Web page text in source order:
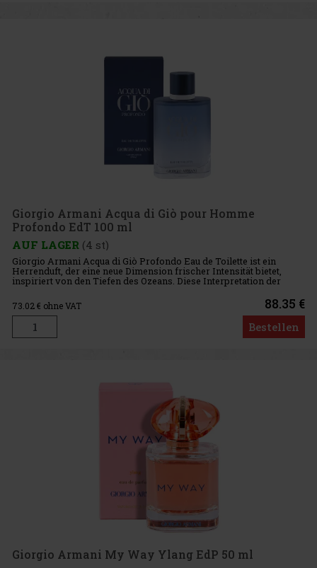
Giorgio Armani Acqua di Giò pour Homme
Profondo EdT 100 ml
AUF LAGER (4 st)
Giorgio Armani Acqua di Giò Profondo Eau de Toilette ist ein
Herrenduft, der eine neue Dimension frischer Intensität bietet,
inspiriert von den Tiefen des Ozeans. Diese Interpretation der
ikonischen Acqua di Giò-Linie vereint zitrusartigen Schwung, a
73.02€ ohne VAT 88.35 €
Bestellen
Giorgio Armani My Way Ylang EdP 50 ml